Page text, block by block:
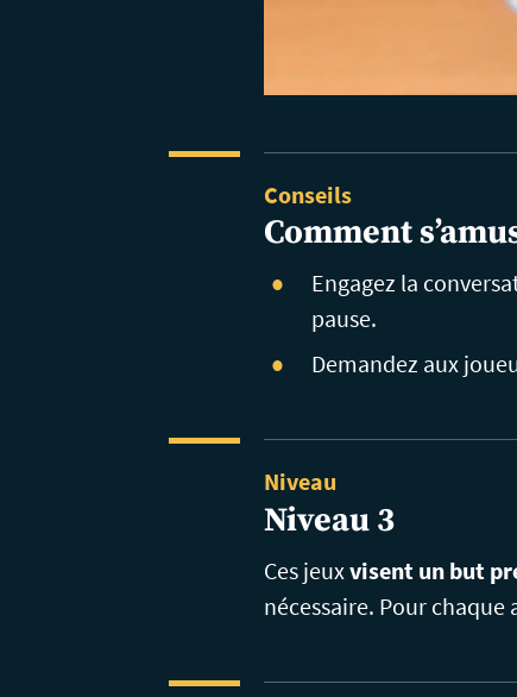
Conseils
Comment
Engagez la
pause.
Demandez aux
Niveau
Niveau 3
Ces jeuxvisent un but
nécessaire. Pour